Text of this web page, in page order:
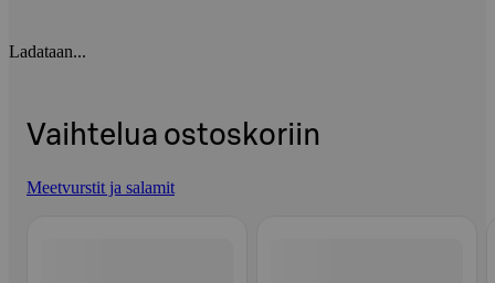
Ladataan...
Vaihtelua ostoskoriin
Meetvurstit ja salamit